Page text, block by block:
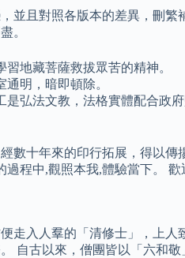
並且對照各版本的差異，刪
。
地藏菩薩救拔眾苦的精神。
明，暗即頓除。
弘法文教，法格實體配合政
數十年來的印行拓展，得以
程中,觀照本我,體驗當下。
走入人羣的「清修士」，上
自古以來，僧團皆以「六和